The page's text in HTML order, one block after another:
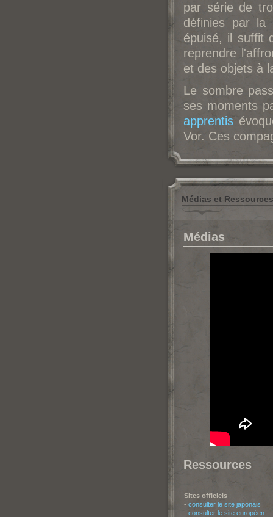
par série de
définies par la
épuisé, il suffit
reprendre
et des objets à
Le sombre
ses moments
apprentis
Vor. Ces
Médias et Ressources
Médias
Ressources
Sites officiels :
-consulter le site japonais
-consulter le site européen